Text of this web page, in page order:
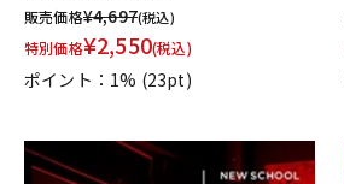
販売価格¥4,697(税込)
特別価格¥2,550(税込)
ポイント：1% (23pt)